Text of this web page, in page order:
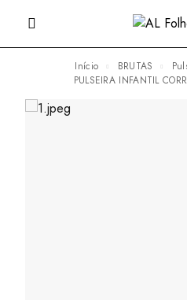
Início BRUTAS
PULSEIRA INFANTIL